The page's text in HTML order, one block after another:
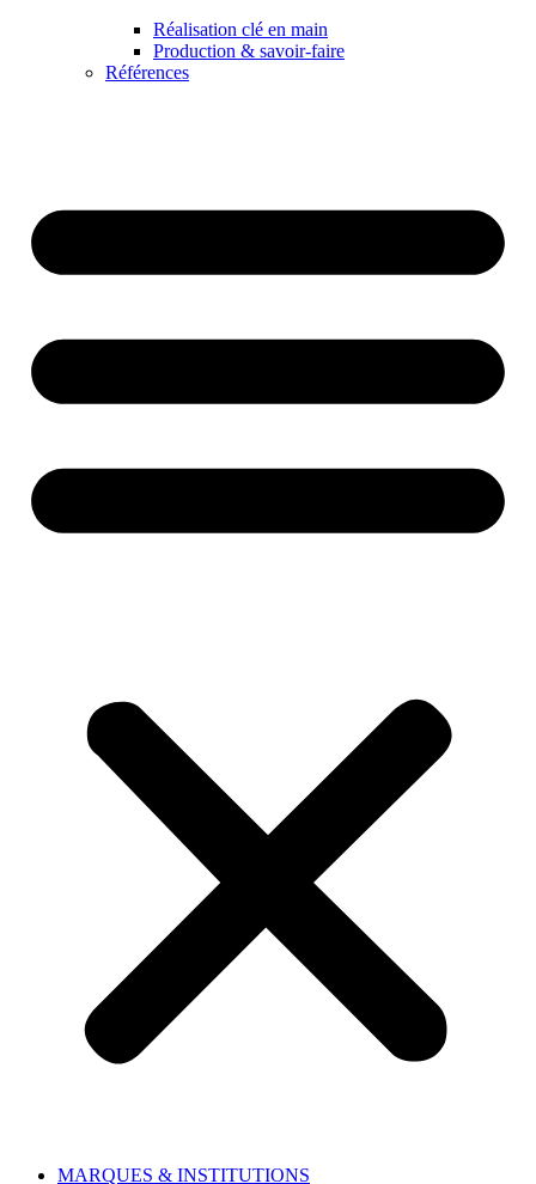
Réalisation clé en main
Production & savoir-faire
Références
MARQUES & INSTITUTIONS